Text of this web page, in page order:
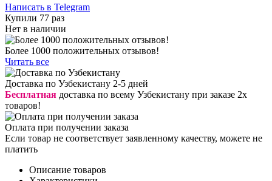
Написать в Telegram
Купили 77 раз
Нет в наличии
Более 1000 положительных отзывов!
Читать все
Доставка по Узбекистану 2-5 дней
Бесплатная доставка по всему Узбекистану при заказе 2х
товаров!
Оплата при получении заказа
Если товар не соответствует заявленному качеству, можете не
платить
Описание товаров